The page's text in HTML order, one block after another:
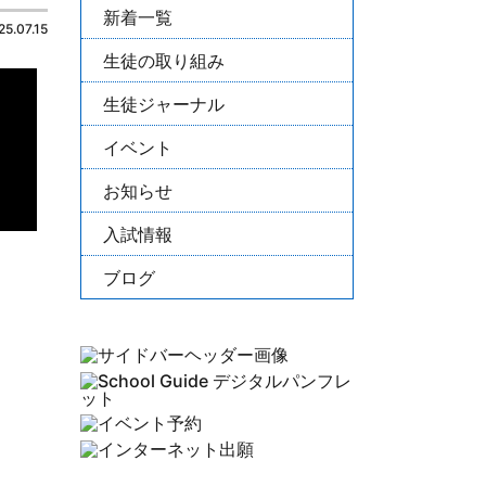
新着一覧
生徒の取り組み
生徒ジャーナル
イベント
お知らせ
入試情報
ブログ